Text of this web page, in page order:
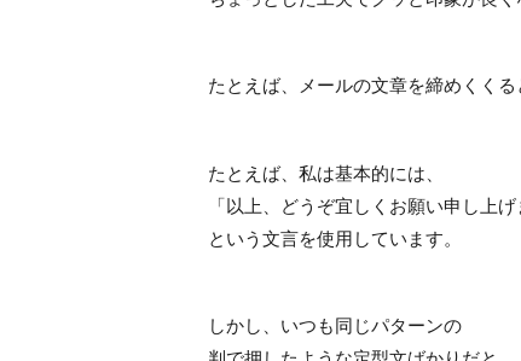
たとえば、メールの文章を締めくく
たとえば、私は基本的には、
「以上、どうぞ宜しくお願い申し上げ
という文言を使用しています。
しかし、いつも同じパターンの